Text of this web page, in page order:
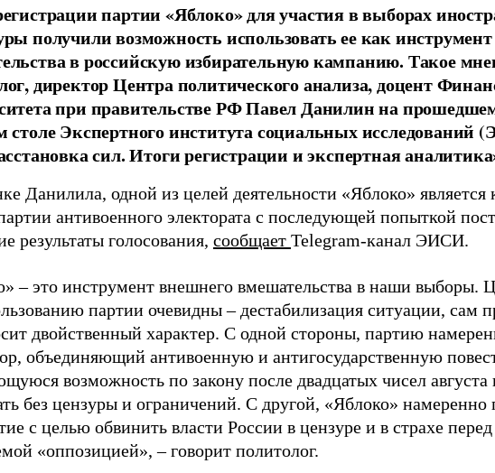
партии «Яблоко» для участия в выборах
получили возможность использовать ее как инструмент
в российскую избирательную кампанию. Такое
директор Центра политического анализа, доцент
при правительстве РФ Павел Данилин на
столе Экспертного института социальных
сил. Итоги регистрации и экспертная
Данилила, одной из целей деятельности «Яблоко» является
антивоенного электората с последующей попыткой
результаты голосования, сообщает Telegram-канал ЭИСИ.
– это инструмент внешнего вмешательства в наши выборы.
партии очевидны – дестабилизация ситуации, сам
двойственный характер. С одной стороны, партию
объединяющий антивоенную и антигосударственную
возможность по закону после двадцатых чисел
без цензуры и ограничений. С другой, «Яблоко» намеренно
с целью обвинить власти России в цензуре и в страхе перед
«оппозицией», – говорит политолог.